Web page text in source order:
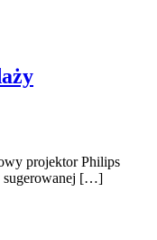
projektor Philips
sugerowanej […]